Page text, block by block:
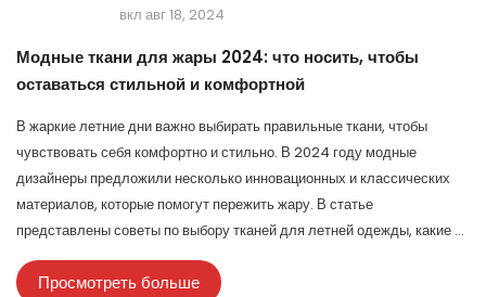
вкл авг 18, 2024
Модные ткани для жары 2024: что носить, чтобы
оставаться стильной и комфортной
В жаркие летние дни важно выбирать правильные ткани, чтобы
чувствовать себя комфортно и стильно. В 2024 году модные
дизайнеры предложили несколько инновационных и классических
материалов, которые помогут пережить жару. В статье
представлены советы по выбору тканей для летней одежды, какие из
них лучше всего подойдут для разных ситуаций.
Просмотреть больше